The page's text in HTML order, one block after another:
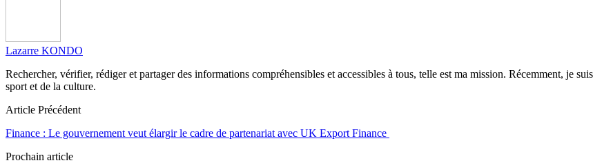
Lazarre KONDO
Rechercher, vérifier, rédiger et partager des informations compréhensibles et accessibles à tous, telle est ma mission. Récemment, je
sport et de la culture.
Article Précédent
Finance : Le gouvernement veut élargir le cadre de partenariat avec UK Export Finance
Prochain article